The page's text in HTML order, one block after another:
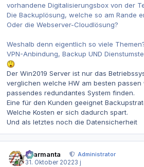
vorhandene Digitalisierungsbox von der
Die Backuplösung, welche so am Rande
Oder die Webserver-Cloudlösung?
Weshalb denn eigentlich so viele
VPN-Anbindung, Backup UND
Der Win2019 Server ist nur das
verglichen welche HW am besten
passendes redundantes System finden.
Eine für den Kunden geeignet
Welche Kosten er sich dadurch spart.
Und als letztes noch die Datensicherheit
charmanta
Administrator
31. Oktober 20223 j